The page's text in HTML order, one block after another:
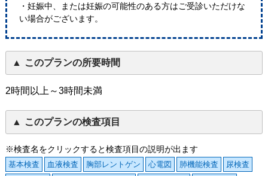
・妊娠中、または妊娠の可能性のある方はご受診いただけな
い場合がございます。
このプランの所要時間
2時間以上～3時間未満
このプランの検査項目
※検査名をクリックすると検査項目の説明が出ます
基本検査 血液検査 胸部レントゲン 心電図 肺機能検査 尿検査